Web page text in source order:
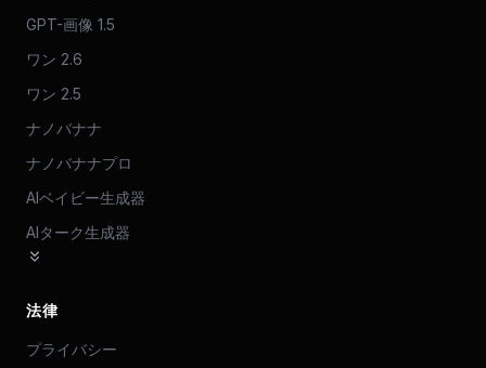
GPT-画像 1.5
ワン 2.6
ワン 2.5
ナノバナナ
ナノバナナプロ
AIベイビー生成器
AIターク生成器
法律
プライバシー